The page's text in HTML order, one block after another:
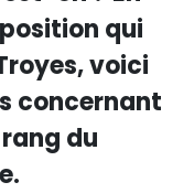
qui
voici
concernant
du